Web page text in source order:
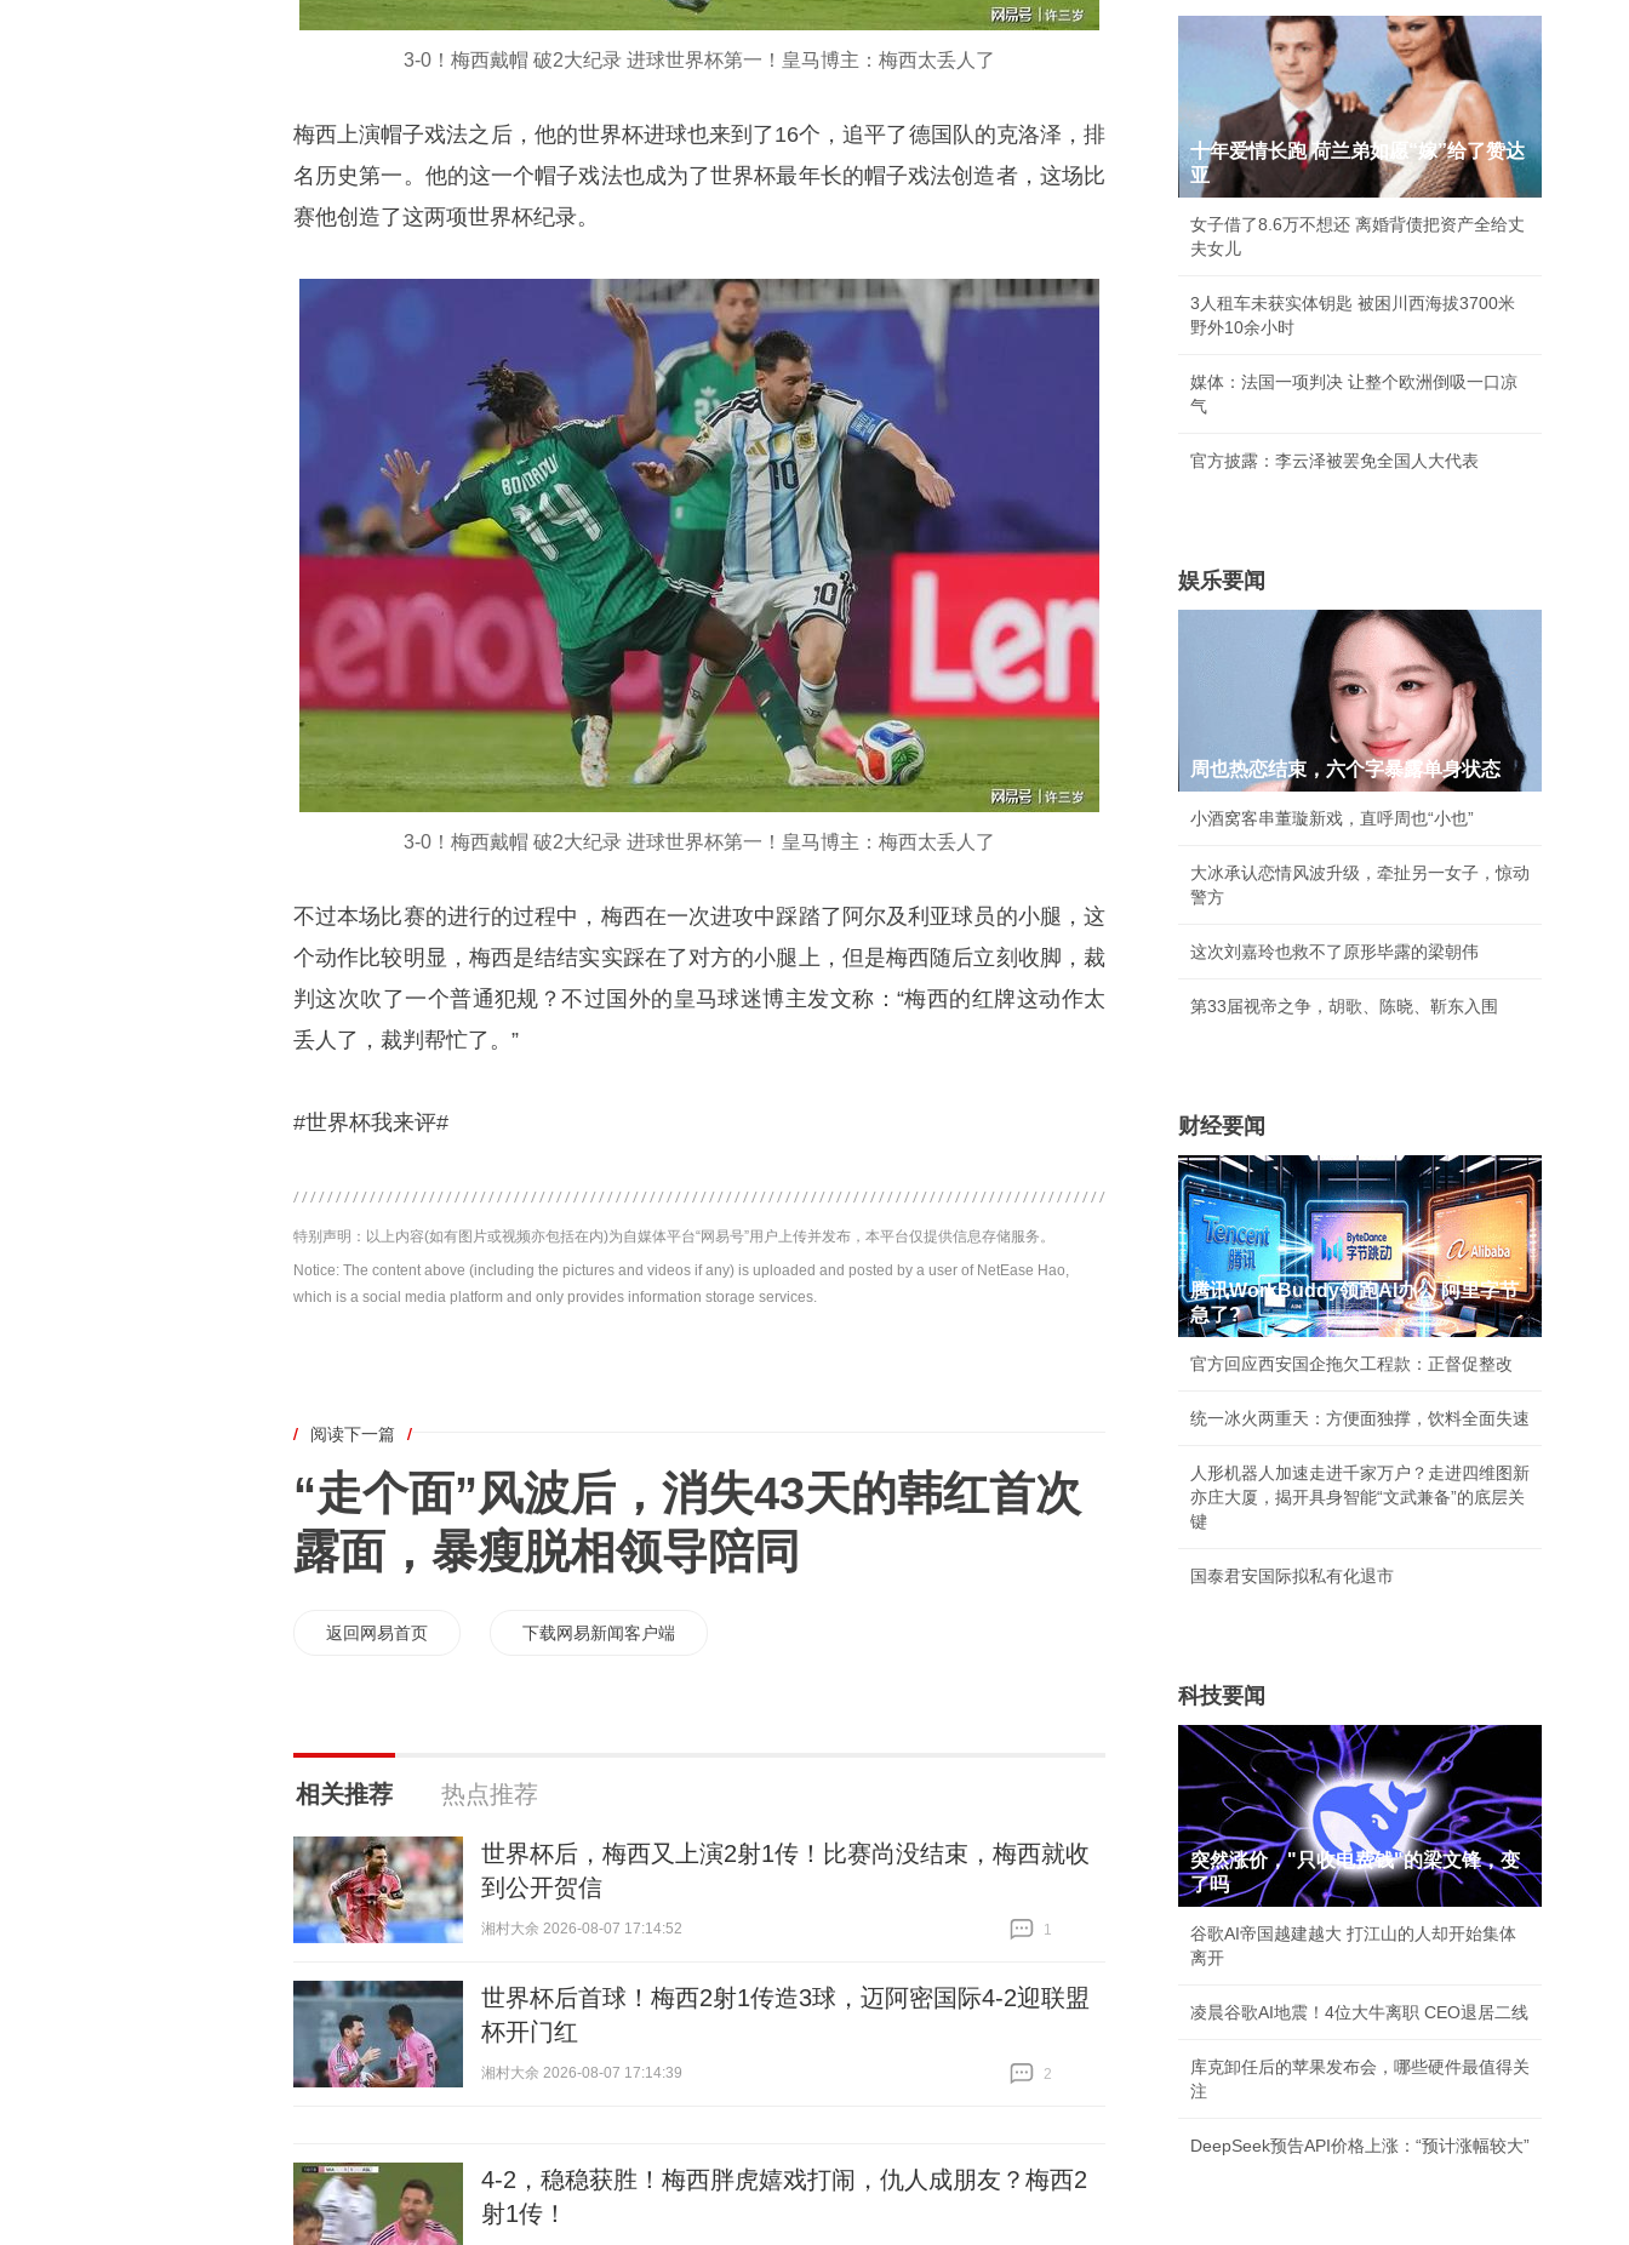
3-0！梅西戴帽 破2大纪录 进球世界杯第一！皇马博主：梅西太丢人了
梅西上演帽子戏法之后，他的世界杯进球也来到了16个，追平了德国队的克洛泽，排
名历史第一。他的这一个帽子戏法也成为了世界杯最年长的帽子戏法创造者，这场比
赛他创造了这两项世界杯纪录。
3-0！梅西戴帽 破2大纪录 进球世界杯第一！皇马博主：梅西太丢人了
不过本场比赛的进行的过程中，梅西在一次进攻中踩踏了阿尔及利亚球员的小腿，这
个动作比较明显，梅西是结结实实踩在了对方的小腿上，但是梅西随后立刻收脚，裁
判这次吹了一个普通犯规？不过国外的皇马球迷博主发文称：“梅西的红牌这动作太
丢人了，裁判帮忙了。”
#世界杯我来评#
特别声明：以上内容(如有图片或视频亦包括在内)为自媒体平台“网易号”用户上传并发布，本平台仅提供信息存储服务。
Notice: The content above (including the pictures and videos if any) is uploaded and posted by a user of NetEase Hao,
which is a social media platform and only provides information storage services.
/ 阅读下一篇 /
“走个面”风波后，消失43天的韩红首次
露面，暴瘦脱相领导陪同
返回网易首页 下载网易新闻客户端
相关推荐 热点推荐
世界杯后，梅西又上演2射1传！比赛尚没结束，梅西就收
到公开贺信
湘村大余 2026-08-07 17:14:52
1
世界杯后首球！梅西2射1传造3球，迈阿密国际4-2迎联盟
杯开门红
湘村大余 2026-08-07 17:14:39
2
4-2，稳稳获胜！梅西胖虎嬉戏打闹，仇人成朋友？梅西2
射1传！
十年爱情长跑 荷兰弟如愿“嫁”给了赞达
亚
女子借了8.6万不想还 离婚背债把资产全给丈
夫女儿
3人租车未获实体钥匙 被困川西海拔3700米
野外10余小时
媒体：法国一项判决 让整个欧洲倒吸一口凉
气
官方披露：李云泽被罢免全国人大代表
娱乐要闻
周也热恋结束，六个字暴露单身状态
小酒窝客串董璇新戏，直呼周也“小也”
大冰承认恋情风波升级，牵扯另一女子，惊动
警方
这次刘嘉玲也救不了原形毕露的梁朝伟
第33届视帝之争，胡歌、陈晓、靳东入围
财经要闻
腾讯WorkBuddy领跑AI办公 阿里字节
急了?
官方回应西安国企拖欠工程款：正督促整改
统一冰火两重天：方便面独撑，饮料全面失速
人形机器人加速走进千家万户？走进四维图新
亦庄大厦，揭开具身智能“文武兼备”的底层关
键
国泰君安国际拟私有化退市
科技要闻
突然涨价，"只收电费钱"的梁文锋，变
了吗
谷歌AI帝国越建越大 打江山的人却开始集体
离开
凌晨谷歌AI地震！4位大牛离职 CEO退居二线
库克卸任后的苹果发布会，哪些硬件最值得关
注
DeepSeek预告API价格上涨：“预计涨幅较大”